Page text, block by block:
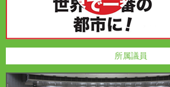
所属議員